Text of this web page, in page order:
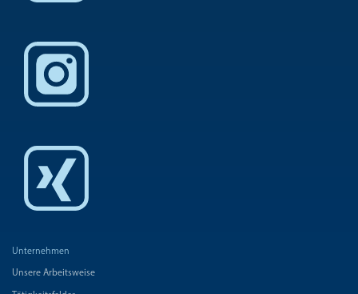
Unternehmen
Unsere Arbeitsweise